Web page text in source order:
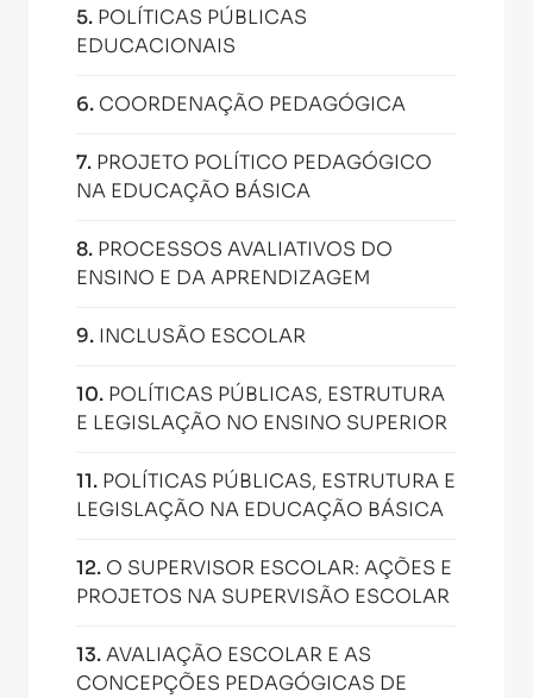
5. POLÍTICAS PÚBLICAS
EDUCACIONAIS
6. COORDENAÇÃO PEDAGÓGICA
7. PROJETO POLÍTICO PEDAGÓGICO
NA EDUCAÇÃO BÁSICA
8. PROCESSOS AVALIATIVOS DO
ENSINO E DA APRENDIZAGEM
9. INCLUSÃO ESCOLAR
10. POLÍTICAS PÚBLICAS, ESTRUTURA
E LEGISLAÇÃO NO ENSINO SUPERIOR
11. POLÍTICAS PÚBLICAS, ESTRUTURA E
LEGISLAÇÃO NA EDUCAÇÃO BÁSICA
12. O SUPERVISOR ESCOLAR: AÇÕES E
PROJETOS NA SUPERVISÃO ESCOLAR
13.AVALIAÇÃO ESCOLAR E AS
CONCEPÇÕES PEDAGÓGICAS DE